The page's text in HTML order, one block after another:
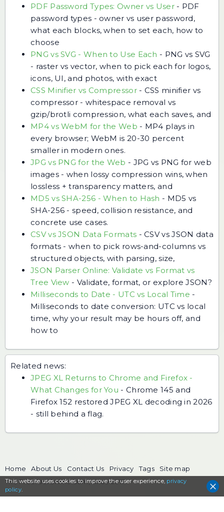
PDF Password Types: Owner vs User- PDF
password types - owner vs user password,
what each blocks, when to set each, how to
choose
PNG vs SVG - When to Use Each - PNG vs SVG
- raster vs vector, when to pick each for logos,
icons, UI, and photos, with exact
CSS Minifier vs Compressor- CSS minifier vs
compressor - whitespace removal vs
gzip/brotli compression, what each saves, and
MP4 vs WebM for the Web - MP4 plays in
every browser; WebM is 20-30 percent
smaller in modern ones.
JPG vs PNG for the Web - JPG vs PNG for web
images - when lossy compression wins, when
lossless + transparency matters, and
MD5 vs SHA-256 - When to Hash - MD5 vs
SHA-256 - speed, collision resistance, and
concrete use cases.
CSV vs JSON Data Formats -CSV vs JSON data
formats - when to pick rows-and-columns vs
structured objects, with parsing, size,
JSON Parser Online: Validate vs Format vs
Tree View - Validate, format, or explore JSON?
Milliseconds to Date - UTC vs Local Time -
Milliseconds to date conversion: UTC vs local
time, why your result may be hours off, and
how to
Related news:
JPEG XL Returns to Chrome and Firefox -
What Changes for You - Chrome 145 and
Firefox 152 restored JPEG XL decoding in 2026
- still behind a flag.
This website uses cookies toimprove the user experience, privacy
policy.
Home About Us Contact Us Privacy Tags
Site map
The FreeToolOnline.com, since 2017